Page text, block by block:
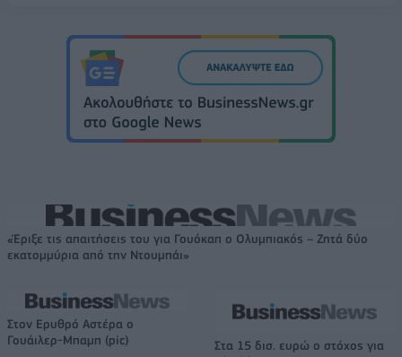
«Έριξε τις απαιτήσεις του για Γουόκαπ ο Ολυμπιακός – Ζητά δύο
εκατομμύρια από την Ντουμπάι»
Στον Ερυθρό Αστέρα ο
Γουάιλερ-Μπαμπ (pic)
Στα 15 δισ. ευρώ ο στόχος για